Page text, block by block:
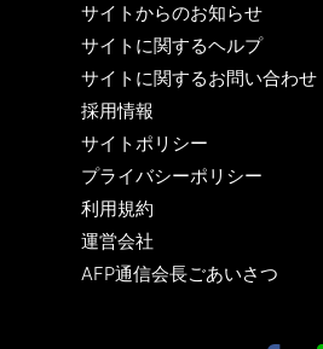
サイトからのお知らせ
サイトに関するヘルプ
サイトに関するお問い合わせ
採用情報
サイトポリシー
プライバシーポリシー
利用規約
運営会社
AFP通信会長ごあいさつ